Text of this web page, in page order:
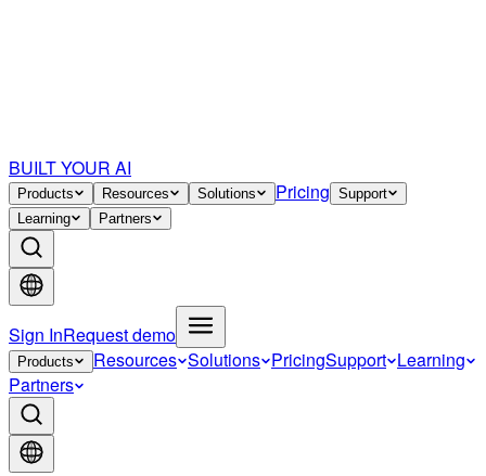
BUILT YOUR AI
Products Resources Solutions Pricing Support
Learning
Partners
Sign InRequest demo
Products Resources Solutions PricingSupport Learning
Partners